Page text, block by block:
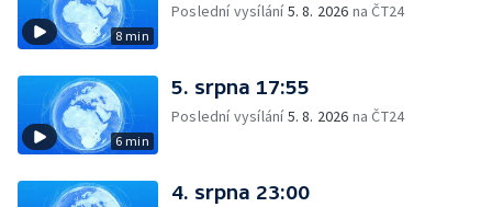
8 min
Poslední vysílání5. 8. 2026 na ČT24
6 min
5. srpna 17:55
Poslední vysílání5. 8. 2026 na ČT24
4. srpna 23:00